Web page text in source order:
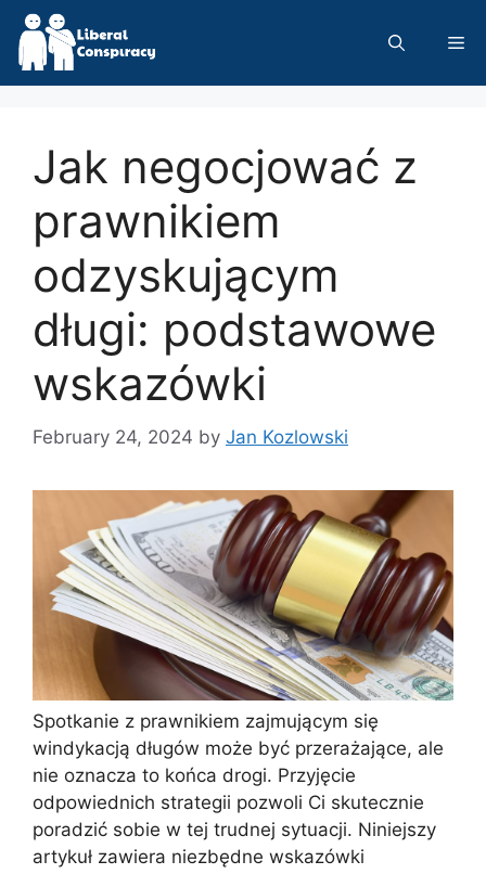
Skip
content
Jak negocjować z
prawnikiem
odzyskującym
długi: podstawowe
wskazówki
February 24, 2024 by Jan Kozlowski
Spotkanie z prawnikiem zajmującym się
windykacją długów może być przerażające, ale
nie oznacza to końca drogi. Przyjęcie
odpowiednich strategii pozwoli Ci skutecznie
poradzić sobie w tej trudnej sytuacji. Niniejszy
artykuł zawiera niezbędne wskazówki